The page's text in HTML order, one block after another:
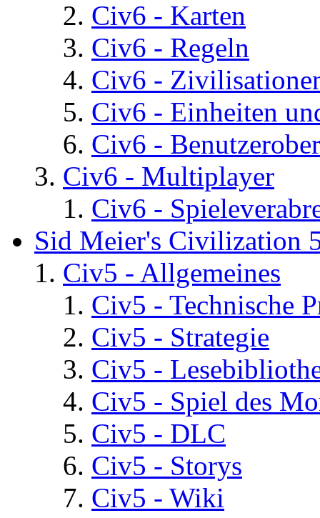
Civ6 - Karten
Civ6 - Regeln
Civ6 -
Civ6 - Einheiten
Civ6 -
Civ6 - Multiplayer
Civ6 -
Sid Meier's Civilization
Civ5 - Allgemeines
Civ5 - Technische
Civ5 - Strategie
Civ5 -
Civ5 - Spiel des
Civ5 - DLC
Civ5 - Storys
Civ5 - Wiki